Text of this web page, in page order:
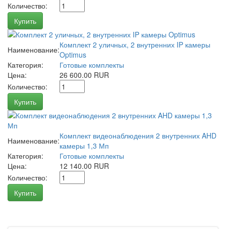
Количество:
Купить
Наименование:Комплект 2 уличных, 2 внутренних IP камеры
Optimus
Категория:
Готовые комплекты
Цена:
26 600.00 RUR
Количество:
Купить
Наименование:Комплект видеонаблюдения 2 внутренних AHD
камеры 1,3 Мп
Категория:
Готовые комплекты
Цена:
12 140.00 RUR
Количество:
Купить